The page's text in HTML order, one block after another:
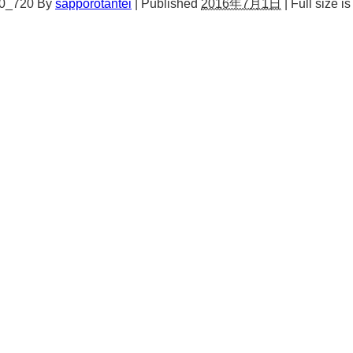
By sapporotantei Published 2016年7月1日 Full size is